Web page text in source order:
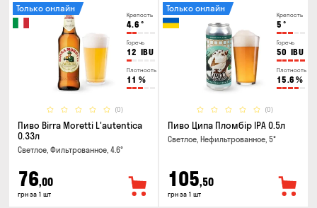
Крепость
4.6 °
Горечь
12 IBU
Плотность
11 %
(0)
Только онлайн
Пиво Birra Moretti L'autentica
0.33л
Светлое, Фильтрованное, 4.6°
76,00
грн за 1 шт
Крепость
5 °
Горечь
50 IBU
Плотность
15.6 %
(0)
Только онлайн
Пиво Ципа Пломбір IPA 0.5л
Светлое, Нефильтрованное, 5°
105,50
грн за 1 шт